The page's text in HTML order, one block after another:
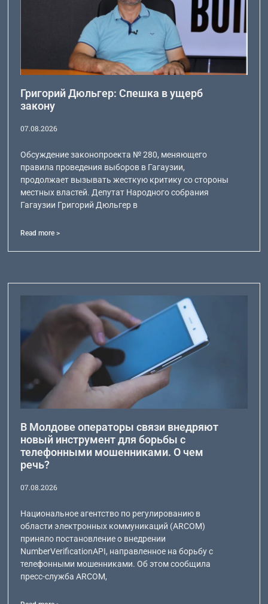
Григорий Дюльгер: Спешка в ущерб
закону
07.08.2026
Обсуждение законопроекта № 280, меняющего
правила проведения выборов в Гагаузии,
продолжает вызывать жесткую критику со стороны
местных властей. Депутат Народного собрания
Гагаузии Григорий Дюльгер в
Read more >
В Молдове операторы связи внедряют
новый инструмент для борьбы с
телефонными мошенниками. О чем
речь?
07.08.2026
Национальное агентство по регулированию в
области электронных коммуникаций (ARCOM)
приняло постановление о внедрении
NumberVerificationAPI, направленное на борьбу с
телефонными мошенниками. Об этом сообщила
пресс-служба ARCOM,